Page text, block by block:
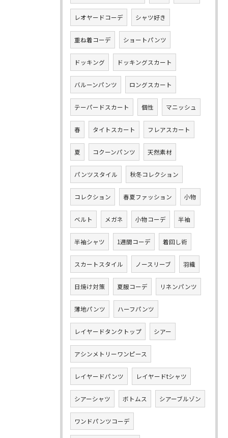
レオヤードコーデ シャツ好き
重ね着コーデ ショートパンツ
ドッキング ドッキングスカート
バルーンパンツ ロングスカート
テーパードスカート 個性 マニッシュ
春 タイトスカート フレアスカート
夏 コクーンパンツ 天然素材
パンツスタイル 秋冬コレクション
コレクション 春夏ファッション 小物
ベルト メガネ 小物コーデ 半袖
半袖シャツ 1週間コーデ 着回し術
スカートスタイル ノースリーブ 羽織
日焼け対策 夏服コーデ リネンパンツ
薄地パンツ ハーフパンツ
レイヤードタンクトップ シアー
アシンメトリーワンピース
レイヤードパンツ レイヤードtシャツ
シアーシャツ ボトムス シアーブルゾン
ワンドパンツコーデ